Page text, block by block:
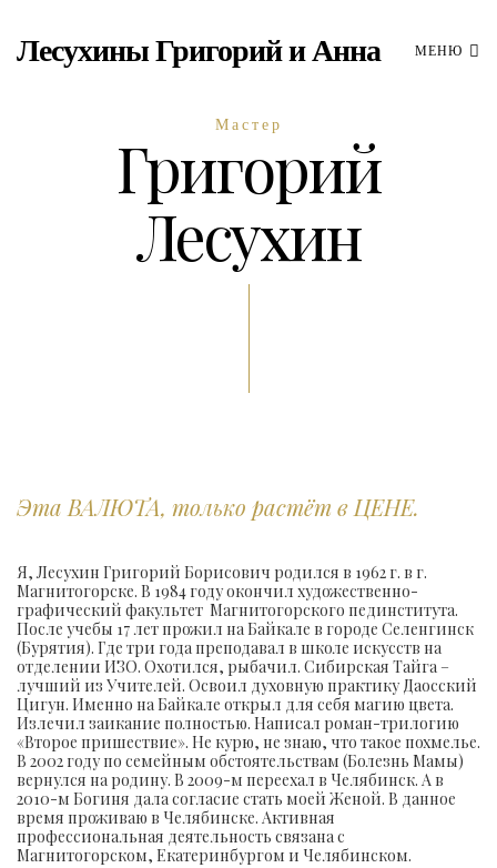
Лесухины Григорий и Анна МЕНЮ
Мастер
Григорий
Лесухин
Эта ВАЛЮТА, только растёт в ЦЕНЕ.
Я, Лесухин Григорий Борисович родился в 1962 г. в г.
Магнитогорске. В 1984 году окончил художественно-
графический факультет Магнитогорского пединститута.
После учебы 17 лет прожил на Байкале в городе Селенгинск
(Бурятия). Где три года преподавал в школе искусств на
отделении ИЗО. Охотился, рыбачил. Сибирская Тайга –
лучший из Учителей. Освоил духовную практику Даосский
Цигун. Именно на Байкале открыл для себя магию цвета.
Излечил заикание полностью. Написал роман-трилогию
«Второе пришествие». Не курю, не знаю, что такое похмелье.
В 2002 году по семейным обстоятельствам (Болезнь Мамы)
вернулся на родину. В 2009-м переехал в Челябинск. А в
2010-м Богиня дала согласие стать моей Женой. В данное
время проживаю в Челябинске. Активная
профессиональная деятельность связана с
Магнитогорском, Екатеринбургом и Челябинском.